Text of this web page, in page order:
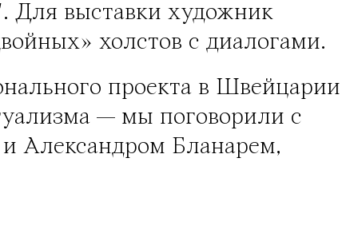
. Для выставки художник
холстов с диалогами.
проекта в Швейцарии
— мы поговорили с
Александром Бланарем,